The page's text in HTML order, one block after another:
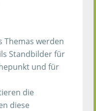
Themas werden
Standbilder für
und für
die
diese